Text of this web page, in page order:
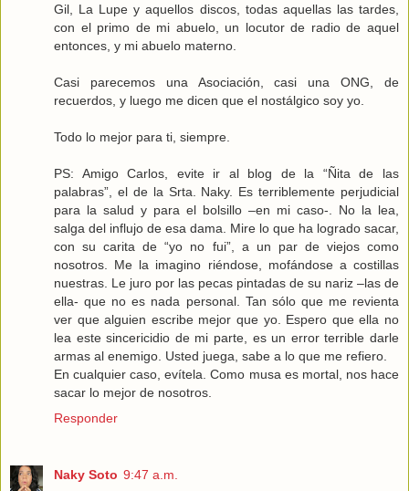
Gil, La Lupe y aquellos discos, todas aquellas las tardes,
con el primo de mi abuelo, un locutor de radio de aquel
entonces, y mi abuelo materno.
Casi parecemos una Asociación, casi una ONG, de
recuerdos, y luego me dicen que el nostálgico soy yo.
Todo lo mejor para ti, siempre.
PS: Amigo Carlos, evite ir al blog de la “Ñita de las
palabras”, el de la Srta. Naky. Es terriblemente perjudicial
para la salud y para el bolsillo –en mi caso-. No la lea,
salga del influjo de esa dama. Mire lo que ha logrado sacar,
con su carita de “yo no fui”, a un par de viejos como
nosotros. Me la imagino riéndose, mofándose a costillas
nuestras. Le juro por las pecas pintadas de su nariz –las de
ella- que no es nada personal. Tan sólo que me revienta
ver que alguien escribe mejor que yo. Espero que ella no
lea este sincericidio de mi parte, es un error terrible darle
armas al enemigo. Usted juega, sabe a lo que me refiero.
En cualquier caso, evítela. Como musa es mortal, nos hace
sacar lo mejor de nosotros.
Responder
Naky Soto 9:47 a.m.